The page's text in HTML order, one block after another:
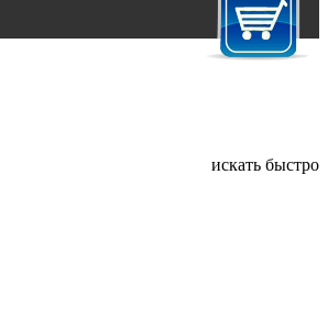
искать быстро